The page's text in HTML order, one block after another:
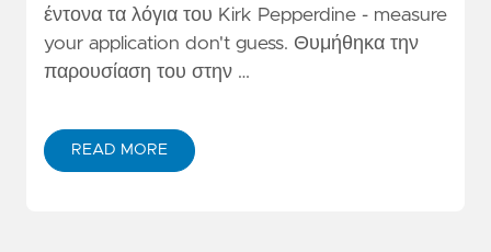
έντονα τα λόγια του Kirk Pepperdine - measure
your application don't guess. Θυμήθηκα την
παρουσίαση του στην …
READ MORE